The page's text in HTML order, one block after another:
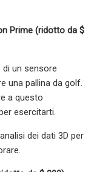
Prime (ridotto da $
un sensore
una pallina da golf.
a questo
esercitarti.
dei dati 3D per